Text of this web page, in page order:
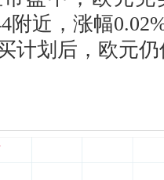
附近，涨幅
计划后，欧元